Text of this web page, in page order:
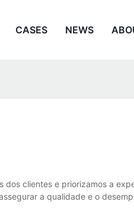
CASES NEWS
dos clientes e priorizamos a
a qualidade e o